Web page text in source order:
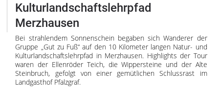
Kulturlandschaftslehrpfad
Merzhausen
Bei strahlendem Sonnenschein begaben sich Wanderer der
Gruppe „Gut zu Fuß“ auf den 10 Kilometer langen Natur- und
Kulturlandschaftslehrpfad in Merzhausen. Highlights der Tour
waren der Ellenröder Teich, die Wippersteine und der Alte
Steinbruch, gefolgt von einer gemütlichen Schlussrast im
Landgasthof Pfalzgraf.